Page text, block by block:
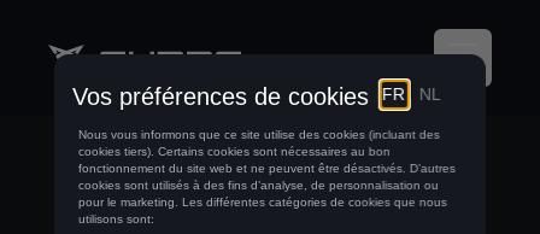
LA NOUVELLE
CUPRA TAVASCAN